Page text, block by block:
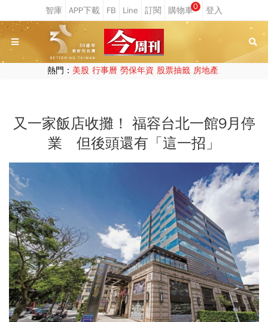
0
熱門： 美股 行事曆 勞保年資 股票抽籤 房地產
又一家飯店收攤！ 福容台北一館9月停
業 但後頭還有「這一招」